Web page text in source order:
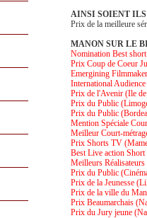
AINSI SOIENT ILS
Prix de la meilleure
MANON SUR LE
Nomination Best
Prix Coup de Coeur
Emergining
International
Prix de l'Avenir (Ile
Prix du Public
Prix du Public
Mention Spéciale
Meilleur Court-
Prix Shorts TV
Best Live action
Meilleurs
Prix du Public
Prix de la Jeunesse
Prix de la ville du
Prix Beaumarchais
Prix du Jury jeune